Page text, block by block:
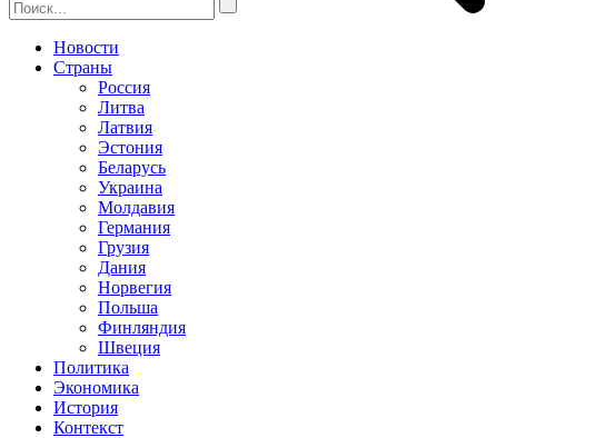
Новости
Страны
Россия
Литва
Латвия
Эстония
Беларусь
Украина
Молдавия
Германия
Грузия
Дания
Норвегия
Польша
Финляндия
Швеция
Политика
Экономика
История
Контекст